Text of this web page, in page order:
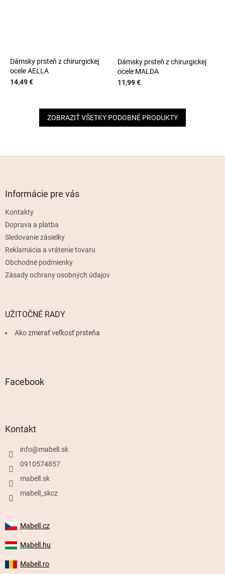
Dámsky prsteň z chirurgickej
ocele AELLA
14,49 €
Dámsky prsteň z chirurgickej
ocele MALDA
11,99 €
ZOBRAZIŤ VŠETKY PODOBNÉ PRODUKTY
Informácie pre vás
Kontakty
Doprava a platba
Sledovanie zásielky
Reklamácia a vrátenie tovaru
Obchodné podmienky
Zásady ochrany osobných údajov
UŽITOČNÉ RADY
Ako zmerať veľkosť prsteňa
Facebook
Kontakt
info@mabell.sk
0910574857
mabell.sk
mabell_skcz
Mabell.cz
Mabell.hu
Mabell.ro